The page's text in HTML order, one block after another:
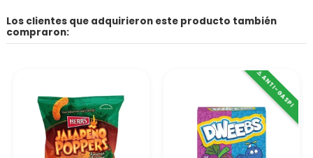
Los clientes que adquirieron este producto también
compraron:
⚠️ ANTI-GASPI